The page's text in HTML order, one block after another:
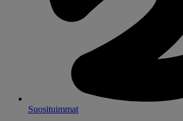
Suosituimmat